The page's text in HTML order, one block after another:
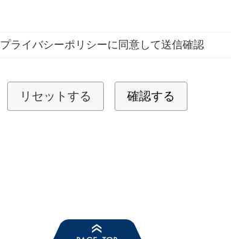
プライバシーポリシーに同意して送信確認
リセットする 確認する